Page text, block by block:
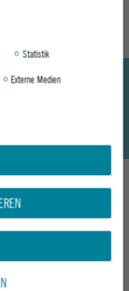
GEFALLEN
Statistik
Externe Medien